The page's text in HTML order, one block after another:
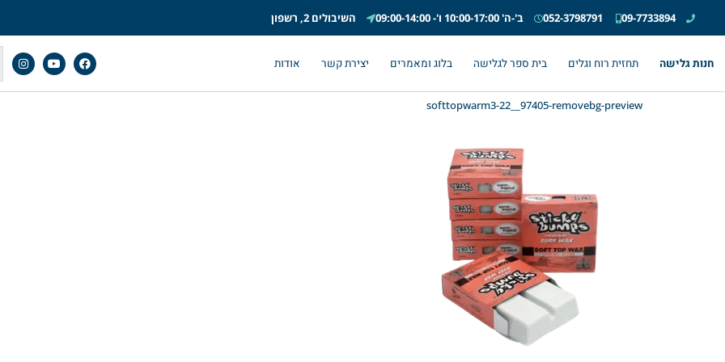
09-7733894
052-3798791 ב'-ה' 10:00-17:00 ו'- 09:00-14:00 השיבולים 2, רשפון
חנות גלישה תחזית רוח וגלים בית ספר לגלישה בלוג ומאמרים יצירת קשר אודות
softtopwarm3-22__97405-removebg-preview